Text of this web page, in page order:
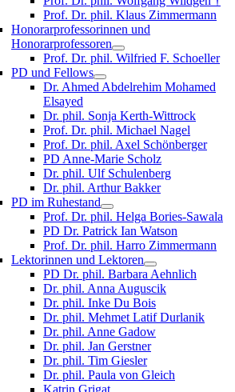
Prof. Dr. phil. Klaus Zimmermann
Honorarprofessorinnen und
Honorarprofessoren
Prof. Dr. phil. Wilfried F. Schoeller
PD und Fellows
Dr. Ahmed Abdelrehim Mohamed
Elsayed
Dr. phil. Sonja Kerth-Wittrock
Prof. Dr. phil. Michael Nagel
Prof. Dr. phil. Axel Schönberger
PD Anne-Marie Scholz
Dr. phil. Ulf Schulenberg
Dr. phil. Arthur Bakker
PD im Ruhestand
Prof. Dr. phil. Helga Bories-Sawala
PD Dr. Patrick Ian Watson
Prof. Dr. phil. Harro Zimmermann
Lektorinnen und Lektoren
PD Dr. phil. Barbara Aehnlich
Dr. phil. Anna Auguscik
Dr. phil. Inke Du Bois
Dr. phil. Mehmet Latif Durlanik
Dr. phil. Anne Gadow
Dr. phil. Jan Gerstner
Dr. phil. Tim Giesler
Dr. phil. Paula von Gleich
Katrin Grigat